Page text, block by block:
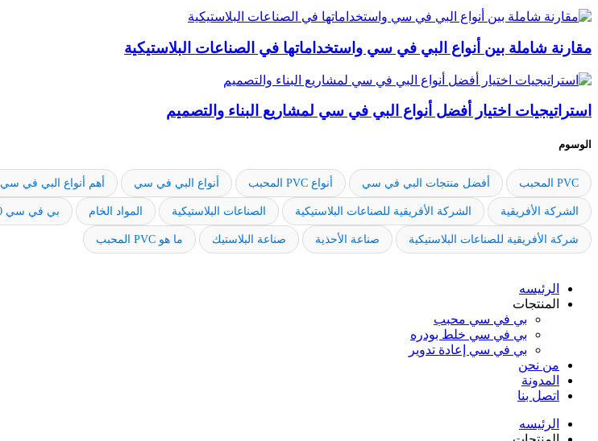
مقارنة شاملة بين أنواع البي في سي واستخداماتها في الصناعات البلاستيكية
استراتيجيات اختيار أفضل أنواع البي في سي لمشاريع البناء والتصميم
الوسوم
PVC المحبب أفضل منتجات البي في سي أنواع PVC المحبب أنواع البي في سي أهم أنواع البي في سي
الشركة الأفريقية الشركة الأفريقية للصناعات البلاستيكية الصناعات البلاستيكية المواد الخام بي في سي 50
شركة الأفريقية للصناعات البلاستيكية صناعة الأحذية صناعة البلاستيك ما هو PVC المحبب
الرئيسه
المنتجات
بي في سي محبب
بي في سي خلط بودره
بي في سي إعادة تدوير
من نحن
المدونة
اتصل بنا
الرئيسه